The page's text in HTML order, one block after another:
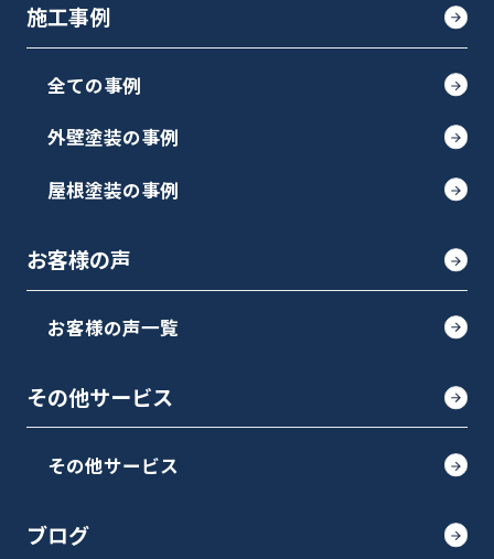
施工事例
全ての事例
外壁塗装の事例
屋根塗装の事例
お客様の声
お客様の声一覧
その他サービス
その他サービス
ブログ